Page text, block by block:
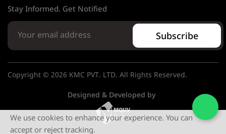
Stay Informed. Get Notified
Subscribe
Copyright © 2026 KMC PVT. LTD. All Rights Reserved.
Designed & Developed by
We use cookies to enhance your experience. You can
accept or reject tracking.